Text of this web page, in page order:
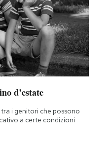
d’estate
i genitori che possono
a certe condizioni